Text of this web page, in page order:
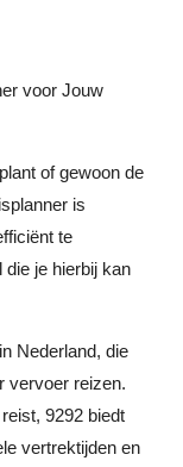
voor Jouw
of gewoon de
is
te
die je hierbij kan
Nederland, die
vervoer reizen.
9292 biedt
vertrektijden en